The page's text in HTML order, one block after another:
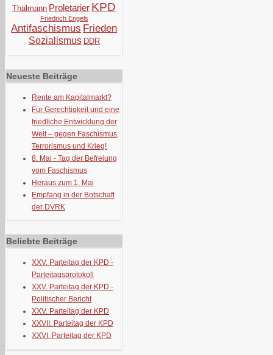
Thälmann Proletarier KPD
Friedrich Engels
Antifaschismus Frieden
Sozialismus DDR
Neueste Beiträge
Rente am Kapitalmarkt?
Für Gerechtigkeit und eine
friedliche Entwicklung der
Welt – gegen Faschismus,
Terrorismus und Krieg!
8. Mai - Tag der Befreiung
vom Faschismus
Heraus zum 1. Mai
Empfang in der Botschaft
der DVRK
Beliebte Beiträge
XXV. Parteitag der KPD -
Parteitagsprotokoll
XXV. Parteitag der KPD -
Politischer Bericht
XXV. Parteitag der KPD
XXVII. Parteitag der KPD
XXVI. Parteitag der KPD